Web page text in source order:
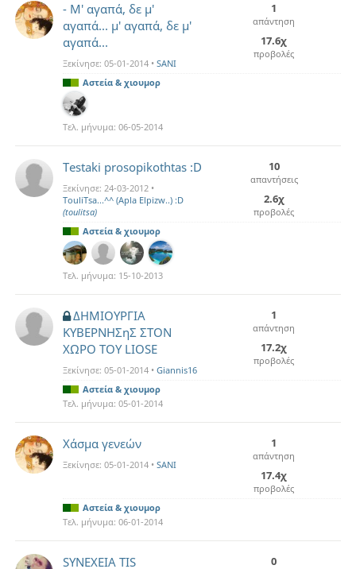
- Μ' αγαπά, δε μ'
αγαπά... μ' αγαπά, δε μ'
αγαπά...
Ξεκίνησε: 05-01-2014 • SANI
1
απάντηση
17.6χ
προβολές
Αστεία & χιουμορ
Τελ. μήνυμα: 06-05-2014
Testaki prosopikothtas :D
Ξεκίνησε: 24-03-2012 •
TouliTsa...^^ (Apla Elpizw..) :D
(toulitsa)
10
απαντήσεις
2.6χ
προβολές
Αστεία & χιουμορ
Τελ. μήνυμα: 15-10-2013
ΔΗΜΙΟΥΡΓΙΑ
ΚΥΒΕΡΝΗΣηΣ ΣΤΟΝ
ΧΩΡΟ ΤΟΥ LIOSE
Ξεκίνησε: 05-01-2014 • Giannis16
1
απάντηση
17.2χ
προβολές
Αστεία & χιουμορ
Τελ. μήνυμα: 05-01-2014
Χάσμα γενεών
Ξεκίνησε: 05-01-2014 • SANI
1
απάντηση
17.4χ
προβολές
Αστεία & χιουμορ
Τελ. μήνυμα: 06-01-2014
SYNEXEIA TIS
0